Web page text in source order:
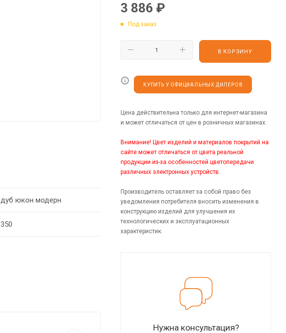
дуб юкон модерн
350
3 886 ₽
Под заказ
В КОРЗИНУ
КУПИТЬ У ОФИЦИАЛЬНЫХ ДИЛЕРОВ
Цена действительна только для интернет-магазина
и может отличаться от цен в розничных магазинах.
Внимание! Цвет изделий и материалов покрытий на
сайте может отличаться от цвета реальной
продукции из-за особенностей цветопередачи
различных электронных устройств.
Производитель оставляет за собой право без
уведомления потребителя вносить изменения в
конструкцию изделий для улучшения их
технологических и эксплуатационных
характеристик.
Нужна консультация?